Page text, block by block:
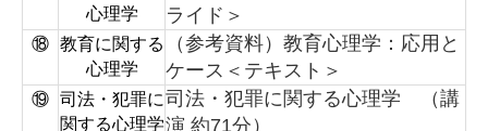
心理学
ライド＞
⑱ 教育に関する
心理学
（参考資料）教育心理学：応用と
ケース＜テキスト＞
⑲ 司法・犯罪に
関する心理学
司法・犯罪に関する心理学 （講
演 約71分）